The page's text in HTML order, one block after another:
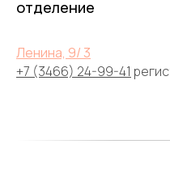
отделение
Ленина, 9/ 3
+7 (3466) 24-99-41